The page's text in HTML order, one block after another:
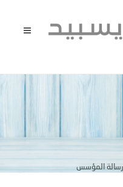
رسالة المؤسس